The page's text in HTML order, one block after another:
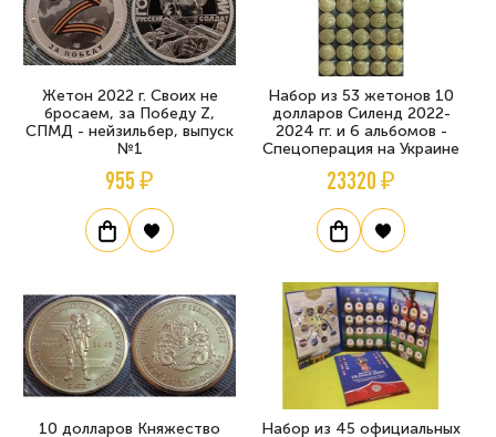
Жетон 2022 г. Своих не
бросаем, за Победу Z,
СПМД - нейзильбер, выпуск
№1
955 ₽
Набор из 53 жетонов 10
долларов Силенд 2022-
2024 гг. и 6 альбомов -
Спецоперация на Украине
23320 ₽
10 долларов Княжество
Набор из 45 официальных